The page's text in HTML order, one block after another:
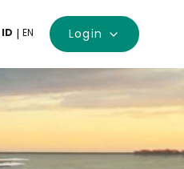
ID | EN Login